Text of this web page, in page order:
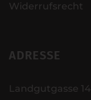
Widerrufsrecht
ADRESSE
Landgutgasse 14